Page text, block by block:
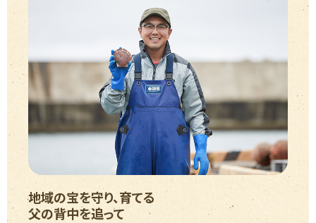
地域の宝を守り、育てる
父の背中を追って